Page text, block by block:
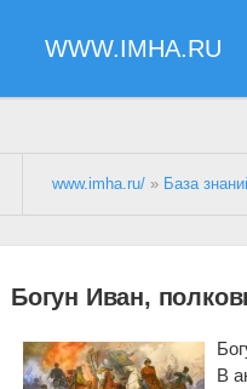
head.php"}
WWW.IMHA.RU
www.imha.ru/ » База
Богун Иван,
В